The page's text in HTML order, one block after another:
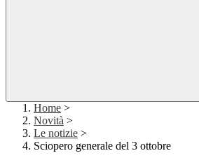
Home >
Novità >
Le notizie >
Sciopero generale del 3 ottobre